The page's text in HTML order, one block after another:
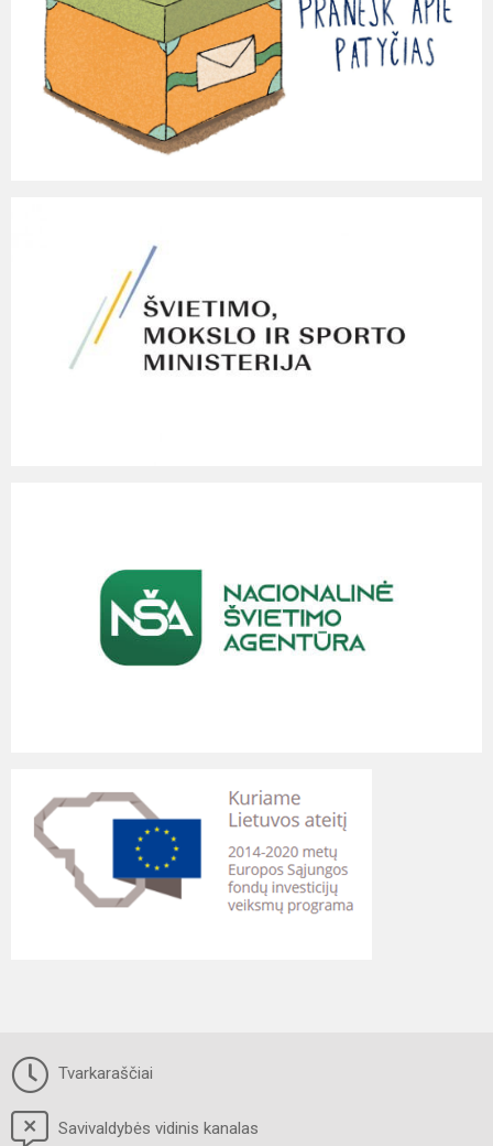
Tvarkaraščiai
Savivaldybės vidinis kanalas